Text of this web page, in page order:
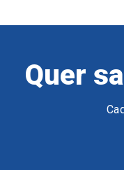
Quer